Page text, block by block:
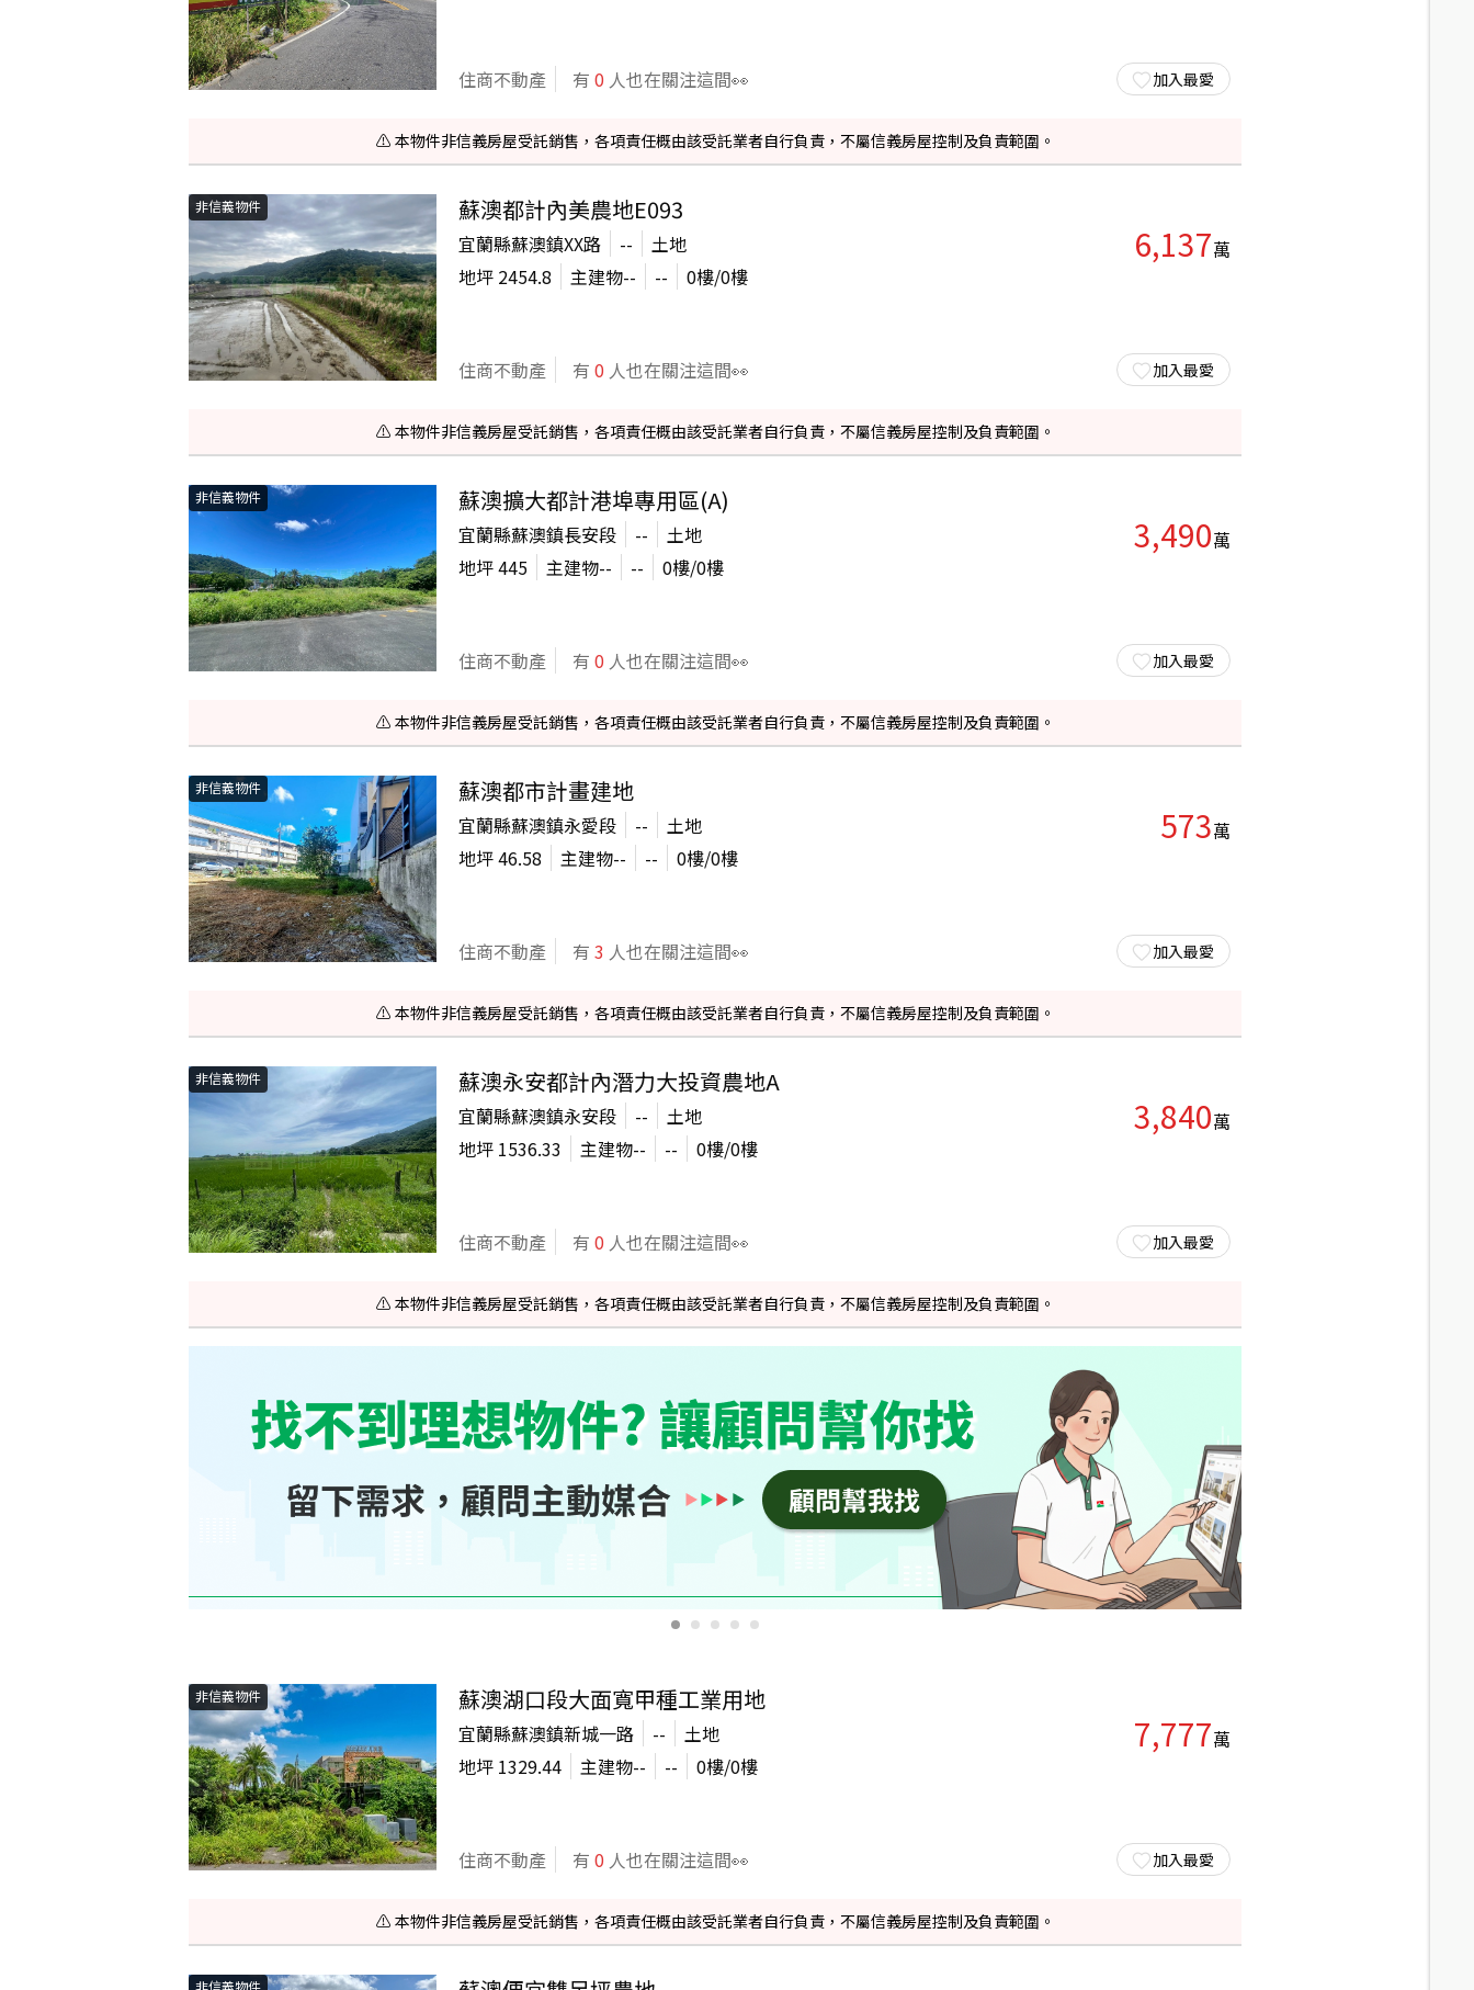
住商不動產 有 0 人也在關注這間👀 加入最愛
⚠️ 本物件非信義房屋受託銷售，各項責任概由該受託業者自行負責，不屬信義房屋控制及負責範圍。
非信義物件 蘇澳都計內美農地E093
宜蘭縣蘇澳鎮XX路 --
土地
地坪 2454.8 主建物-- -- 0樓/0樓
住商不動產 有 0 人也在關注這間👀
6,137萬
加入最愛
⚠️ 本物件非信義房屋受託銷售，各項責任概由該受託業者自行負責，不屬信義房屋控制及負責範圍。
非信義物件 蘇澳擴大都計港埠專用區(A)
宜蘭縣蘇澳鎮長安段 --
土地
地坪445 主建物-- -- 0樓/0樓
住商不動產 有 0 人也在關注這間👀
3,490萬
加入最愛
⚠️ 本物件非信義房屋受託銷售，各項責任概由該受託業者自行負責，不屬信義房屋控制及負責範圍。
非信義物件 蘇澳都市計畫建地
宜蘭縣蘇澳鎮永愛段 --
土地
地坪46.58 主建物-- -- 0樓/0樓
住商不動產 有 3 人也在關注這間👀
573萬
加入最愛
⚠️ 本物件非信義房屋受託銷售，各項責任概由該受託業者自行負責，不屬信義房屋控制及負責範圍。
非信義物件 蘇澳永安都計內潛力大投資農地A
宜蘭縣蘇澳鎮永安段 --
土地
地坪 1536.33 主建物-- -- 0樓/0樓
住商不動產 有 0 人也在關注這間👀
3,840萬
加入最愛
⚠️ 本物件非信義房屋受託銷售，各項責任概由該受託業者自行負責，不屬信義房屋控制及負責範圍。
非信義物件 蘇澳湖口段大面寬甲種工業用地
宜蘭縣蘇澳鎮新城一路 --
土地
地坪 1329.44 主建物-- -- 0樓/0樓
住商不動產 有 0 人也在關注這間👀
7,777萬
加入最愛
⚠️ 本物件非信義房屋受託銷售，各項責任概由該受託業者自行負責，不屬信義房屋控制及負責範圍。
非信義物件